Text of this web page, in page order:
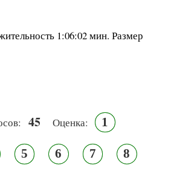
1:06:02 мин. Размер
45 Оценка: 1
5 6 7 8